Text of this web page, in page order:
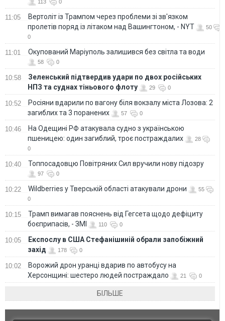
113 0
11:05
Вертоліт із Трампом через проблеми зі зв'язком
пролетів поряд із літаком над Вашингтоном, - NYT
50
0
11:01 Окупований Маріуполь залишився без світла та води
58 0
10:58
Зеленський підтвердив удари по двох російських
НПЗ та суднах тіньового флоту
29 0
10:52
Росіяни вдарили по вагону біля вокзалу міста Лозова: 2
загиблих та 3 поранених
57 0
10:46
На Одещині РФ атакувала судно з українською
пшеницею: один загиблий, троє постраждалих
28
0
10:40 Топпосадовцю Повітряних Сил вручили нову підозру
97 0
10:22 Wildberries у Тверській області атакували дрони
55
0
10:15
Трамп вимагав пояснень від Гегсета щодо дефіциту
боєприпасів, - ЗМІ
110 0
10:05
Експослу в США Стефанішиній обрали запобіжний
захід
178 0
10:02
Ворожий дрон уранці вдарив по автобусу на
Херсонщині: шестеро людей постраждало
21 0
БІЛЬШЕ